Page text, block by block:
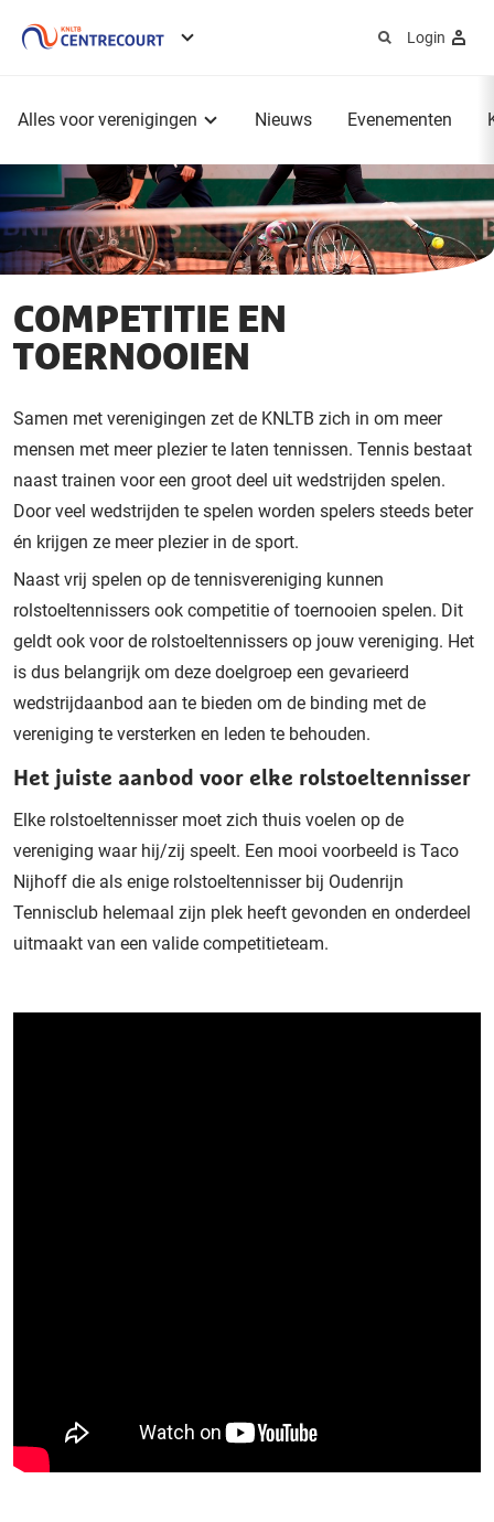
Login
Alles voor verenigingen Nieuws Evenementen
COMPETITIE EN
TOERNOOIEN
Samen met verenigingen zet de KNLTB zich in om meer
mensen met meer plezier te laten tennissen. Tennis bestaat
naast trainen voor een groot deel uit wedstrijden spelen.
Door veel wedstrijden te spelen worden spelers steeds beter
én krijgen ze meer plezier in de sport.
Naast vrij spelen op de tennisvereniging kunnen
rolstoeltennissers ook competitie of toernooien spelen. Dit
geldt ook voor de rolstoeltennissers op jouw vereniging. Het
is dus belangrijk om deze doelgroep een gevarieerd
wedstrijdaanbod aan te bieden om de binding met de
vereniging te versterken en leden te behouden.
Het juiste aanbod voor elke rolstoeltennisser
Elke rolstoeltennisser moet zich thuis voelen op de
vereniging waar hij/zij speelt. Een mooi voorbeeld is Taco
Nijhoff die als enige rolstoeltennisser bij Oudenrijn
Tennisclub helemaal zijn plek heeft gevonden en onderdeel
uitmaakt van een valide competitieteam.